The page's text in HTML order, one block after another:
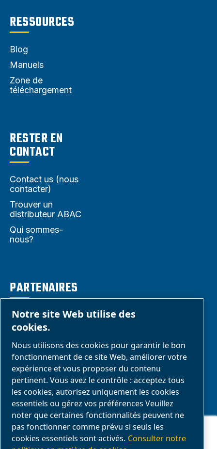
Ce site Web stocke les cookies sur votre ordinateur. Ces cookies sont
utilisés pour collecter des informations sur la manière dont vous
interagissez avec notre site Web et nous permettent de nous souvenir
de vous. Nous utilisons ces informations afin d'améliorer et de
RESSOURCES
Blog
Manuels
Zone de
téléchargement
RESTER EN
CONTACT
Contact us (nous
contacter)
Trouver un
distributeur ABAC
Qui sommes-
nous?
PARTENAIRES
Espace
Partenaires
commerciaux
E-Connect 2,0
Business portail
Galerie média
ABAC
Gérer les cookies
Notre site Web utilise des
cookies.
Nous utilisons des cookies pour garantir le bon
fonctionnement de ce site Web, améliorer votre
expérience et vous proposer du contenu
pertinent. Vous avez le contrôle : acceptez tous
les cookies, autorisez uniquement les cookies
essentiels ou gérez vos préférences Veuillez
noter que certaines fonctionnalités peuvent ne
pas fonctionner comme prévu si seuls les
cookies essentiels sont activés. Consulter notre